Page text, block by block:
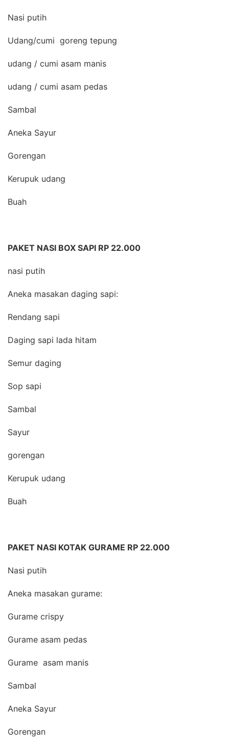
Nasi putih
Udang/cumi goreng tepung
udang / cumi asam manis
udang / cumi asam pedas
Sambal
Aneka Sayur
Gorengan
Kerupuk udang
Buah
PAKET NASI BOX SAPI RP 22.000
nasi putih
Aneka masakan daging sapi:
Rendang sapi
Daging sapi lada hitam
Semur daging
Sop sapi
Sambal
Sayur
gorengan
Kerupuk udang
Buah
PAKET NASI KOTAK GURAME RP 22.000
Nasi putih
Aneka masakan gurame:
Gurame crispy
Gurame asam pedas
Gurame asam manis
Sambal
Aneka Sayur
Gorengan